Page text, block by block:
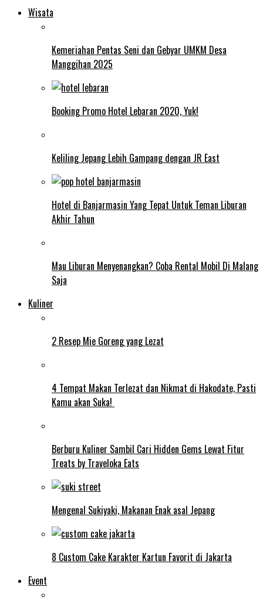
Wisata
Kemeriahan Pentas Seni dan Gebyar UMKM Desa
Manggihan 2025
Booking Promo Hotel Lebaran 2020, Yuk!
Keliling Jepang Lebih Gampang dengan JR East
Hotel di Banjarmasin Yang Tepat Untuk Teman Liburan
Akhir Tahun
Mau Liburan Menyenangkan? Coba Rental Mobil Di Malang
Saja
Kuliner
2 Resep Mie Goreng yang Lezat
4 Tempat Makan Terlezat dan Nikmat di Hakodate, Pasti
Kamu akan Suka!
Berburu Kuliner Sambil Cari Hidden Gems Lewat Fitur
Treats by Traveloka Eats
Mengenal Sukiyaki, Makanan Enak asal Jepang
8 Custom Cake Karakter Kartun Favorit di Jakarta
Event